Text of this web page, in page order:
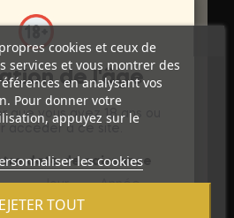
de l'Homme vers
cookies et ceux de
services et vous montrer des
en analysant vos
Pour donner votre
appuyez sur le
les cookies
TOUT
de l'âge
que vous avez 18 ans ou
accéder à ce site.
date de naissance
Jour Année